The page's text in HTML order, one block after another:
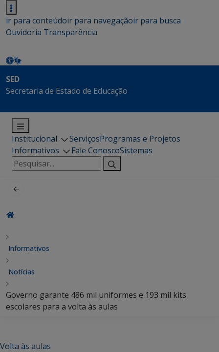
ir para conteúdoir para navegaçãoir para busca
Ouvidoria Transparência
SED
Secretaria de Estado de Educação
Institucional ServiçosProgramas e Projetos
Informativos
Fale ConoscoSistemas
Pesquisar
por:
Informativos
Notícias
Governo garante 486 mil uniformes e 193 mil kits
escolares para a volta às aulas
Volta às aulas